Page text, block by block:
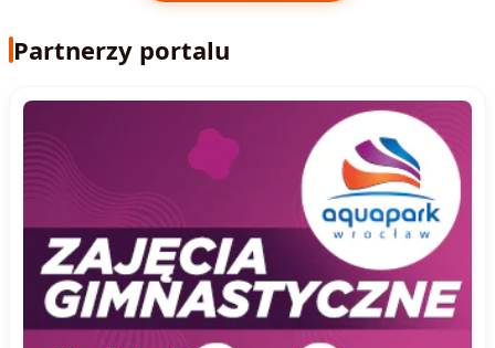
Partnerzy portalu